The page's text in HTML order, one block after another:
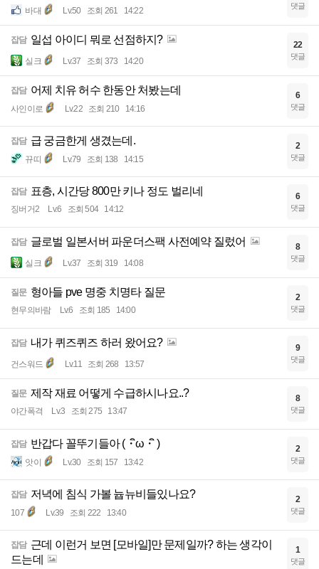
바대 Lv.50 조회 261 14:22 댓글
잡담 일섭 아이디 뭐로 선점하지?
실크 Lv.37 조회 373 14:20
22
댓글
잡담 어제 치유 허수 한동안 처봤는데
사인이로 Lv.22 조회 210 14:16
6
댓글
잡담 급 궁금한게 생겼는데.
뀨띠 Lv.79 조회 138 14:15
2
댓글
잡담 표층, 시간당 800만 키나 정도 벌리네
징버거2 Lv.6 조회 504 14:12
6
댓글
잡담 글로벌 일본서버 파운더스팩 사전예약 질렀어
실크 Lv.37 조회 319 14:08
8
댓글
질문 형아들 pve 명중 치명타 질문
현무의바람 Lv.6 조회 185 14:00
2
댓글
잡담 내가 퀴즈퀴즈 하러 왔어요?
건스워드 Lv.11 조회 268 13:57
9
댓글
질문 제작 재료 어떻게 수급하시나요..?
야간폭격 Lv.3 조회 275 13:47
8
댓글
잡담 반갑다 꼴뚜기들아 (・ิω・ิ )
앗이 Lv.30 조회 157 13:42
2
댓글
잡담 저녁에 침식 가볼 늅뉴비들있나요?
107 Lv.39 조회 222 13:40
2
댓글
잡담 근데 이런거 보면 [모바일]만 문제일까? 하는 생각이
드는데
1
댓글